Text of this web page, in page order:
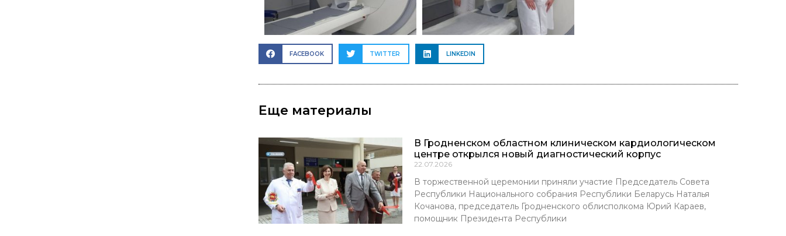
FACEBOOK TWITTER LINKEDIN
Еще материалы
В Гродненском областном клиническом кардиологическом
центре открылся новый диагностический корпус
22.07.2026
В торжественной церемонии приняли участие Председатель Совета
Республики Национального собрания Республики Беларусь Наталья
Кочанова, председатель Гродненского облисполкома Юрий Караев,
помощник Президента Республики